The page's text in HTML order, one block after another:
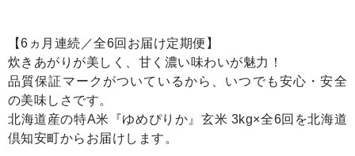
【6ヵ月連続／全6回お届け定期便】
炊きあがりが美しく、甘く濃い味わいが魅力！
品質保証マークがついているから、いつでも安心・安全
の美味しさです。
北海道産の特A米『ゆめぴりか』玄米 3kg×全6回を北海道
倶知安町からお届けします。